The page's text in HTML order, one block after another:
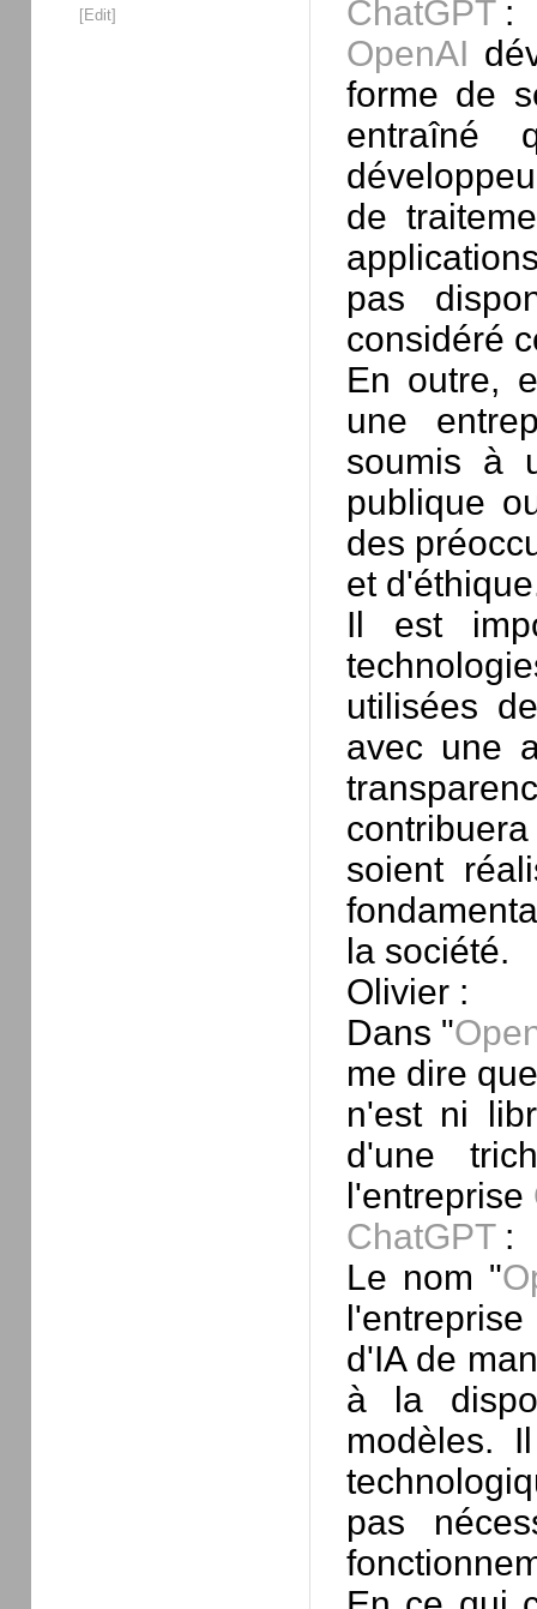
[Edit]
ChatGPT:
OpenAI
forme de
entraîné
de
pas
considéré
En outre,
une
soumis à
publique
des
et
Il est
utilisées
avec une
soient
la société.
Olivier :
Dans "
me dire
n'est ni
d'une
l'entreprise
ChatGPT:
Le nom "
d'IA de
à la
modèles.
pas